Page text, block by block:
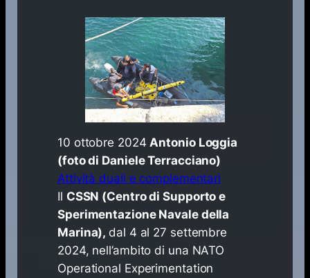
10 ottobre 2024Antonio Loggia
(foto di Daniele Terracciano)
Attività duali e complementari
​Il CSSN (Centro di Supporto e
Sperimentazione Navale della
Marina), dal 4 al 27 settembre
2024, nell’ambito di una NATO
Operational Experimentation